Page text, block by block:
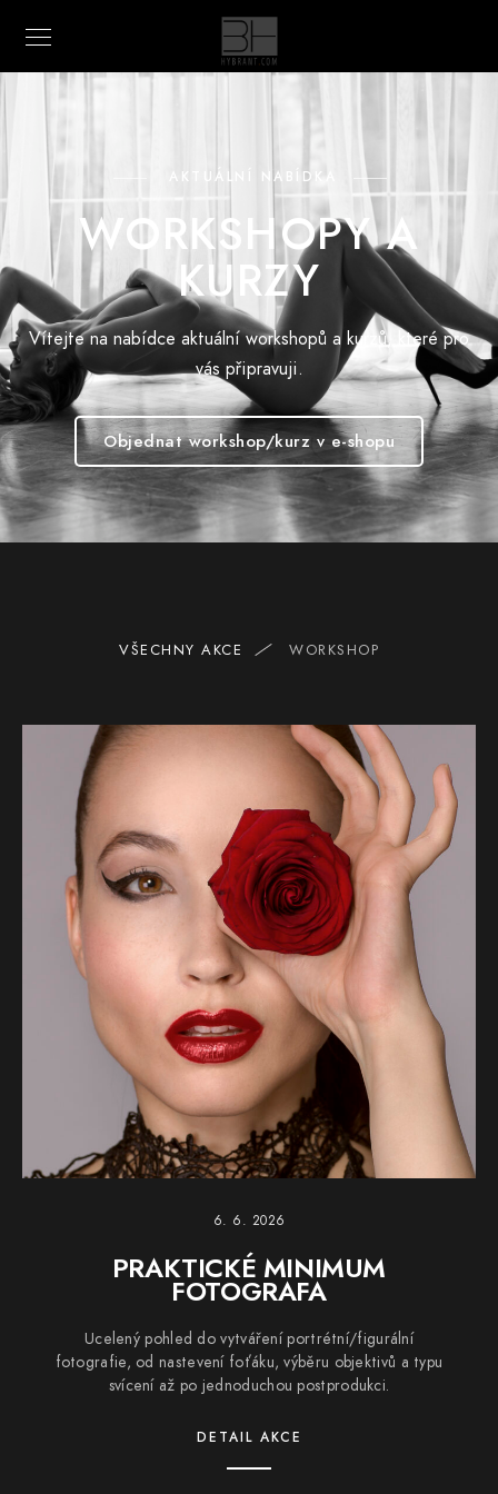
AKTUÁLNÍ NABÍDKA
WORKSHOPY A
KURZY
Vítejte na nabídce aktuální workshopů a kurzů, které pro
vás připravuji.
Objednat workshop/kurz v e-shopu
VŠECHNY AKCE WORKSHOP
6
6. 6. 2026
PRAKTICKÉ MINIMUM
FOTOGRAFA
Ucelený pohled do vytváření portrétní/figurální
fotografie, od nastevení foťáku, výběru objektivů a typu
svícení až po jednoduchou postprodukci.
DETAIL AKCE